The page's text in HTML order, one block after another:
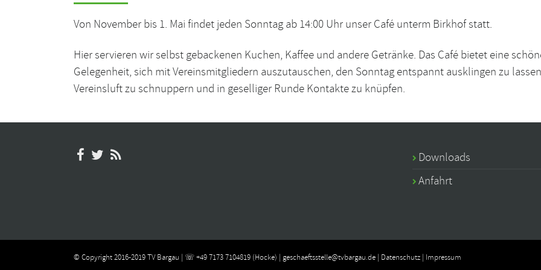
Von November bis 1. Mai findet jeden Sonntag ab 14:00 Uhr unser Café unterm Birkhof statt.
Hier servieren wir selbst gebackenen Kuchen, Kaffee und andere Getränke. Das Café bietet eine
Gelegenheit, sich mit Vereinsmitgliedern auszutauschen, den Sonntag entspannt ausklingen zu
Vereinsluft zu schnuppern und in geselliger Runde Kontakte zu knüpfen.
Downloads
Anfahrt
© Copyright 2016-2019 TV Bargau | ☏ +49 7173 7104819 (Hocke) | geschaeftsstelle@tvbargau.de | Datenschutz | Impressum